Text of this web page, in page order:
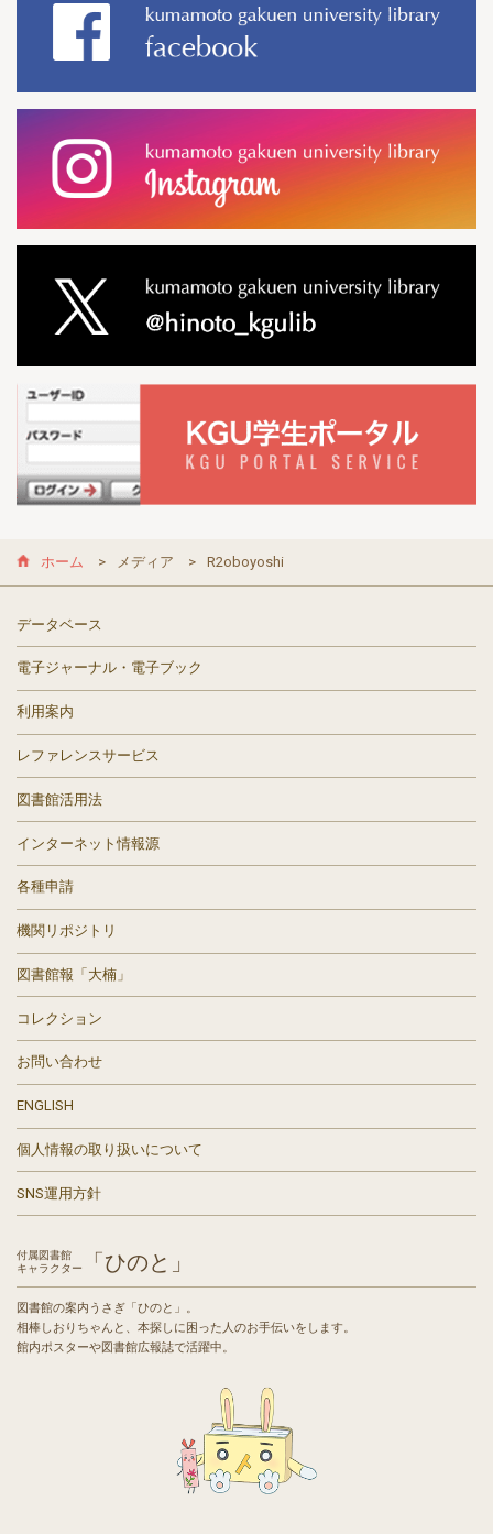
ホーム メディア R2oboyoshi
データベース
電子ジャーナル・電子ブック
利用案内
レファレンスサービス
図書館活用法
インターネット情報源
各種申請
機関リポジトリ
図書館報「大楠」
コレクション
お問い合わせ
ENGLISH
個人情報の取り扱いについて
SNS運用方針
付属図書館
キャラクター
「ひのと」
図書館の案内うさぎ「ひのと」。
相棒しおりちゃんと、本探しに困った人のお手伝いをします。
館内ポスターや図書館広報誌で活躍中。